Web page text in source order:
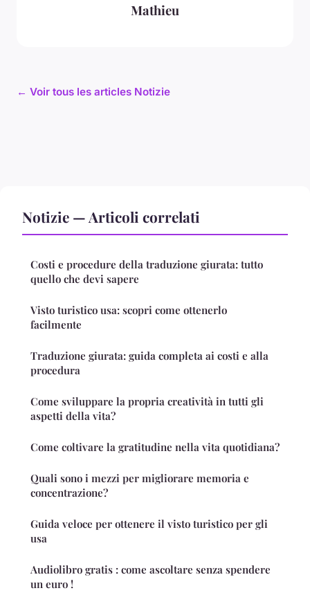
Mathieu
← Voir tous les articles Notizie
Notizie — Articoli correlati
Costi e procedure della traduzione giurata: tutto
quello che devi sapere
Visto turistico usa: scopri come ottenerlo
facilmente
Traduzione giurata: guida completa ai costi e alla
procedura
Come sviluppare la propria creatività in tutti gli
aspetti della vita?
Come coltivare la gratitudine nella vita quotidiana?
Quali sono i mezzi per migliorare memoria e
concentrazione?
Guida veloce per ottenere il visto turistico per gli
usa
Audiolibro gratis : come ascoltare senza spendere
un euro !